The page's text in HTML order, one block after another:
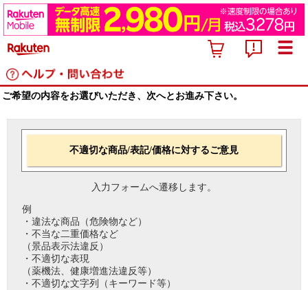
ご希望の内容をお選びいただき、次へとお進み下さい。
不適切な商品/表記/価格に対するご意見
入力フォームへ遷移します。
例
・違法な商品（危険物など）
・不当な二重価格など
（景品表示法違反）
・不適切な表現
（薬機法、健康増進法違反等）
・不適切な文字列（キーワード等）